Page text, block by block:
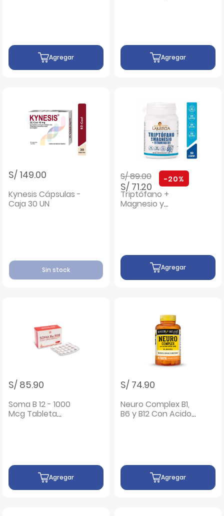
Agregar Agregar
S/ 149.00
Kynesis Cápsulas -
Caja 30 UN
Sin stock
Precio rebajado de
S/ 89.00a
S/ 71.20
-20%
Triptófano +
Magnesio y
Agregar
S/ 85.90
Soma B 12 - 1000
Mcg Tableta
Agregar
S/ 74.90
Neuro Complex B1,
B6 y B12 Con Acido
Agregar